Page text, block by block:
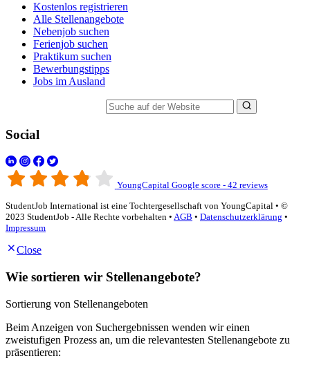
Kostenlos registrieren
Alle Stellenangebote
Nebenjob suchen
Ferienjob suchen
Praktikum suchen
Bewerbungstipps
Jobs im Ausland
Social
YoungCapital Google score - 42 reviews
StudentJob International ist eine Tochtergesellschaft von YoungCapital • ©
2023 StudentJob - Alle Rechte vorbehalten • AGB • Datenschutzerklärung •
Impressum
Close
Wie sortieren wir Stellenangebote?
Sortierung von Stellenangeboten
Beim Anzeigen von Suchergebnissen wenden wir einen
zweistufigen Prozess an, um die relevantesten Stellenangebote zu
präsentieren: